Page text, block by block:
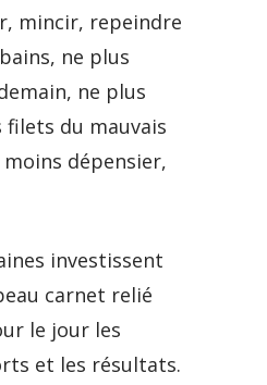
mincir, repeindre
ne plus
ne plus
du mauvais
dépensier,
investissent
carnet relié
le jour les
et les résultats.